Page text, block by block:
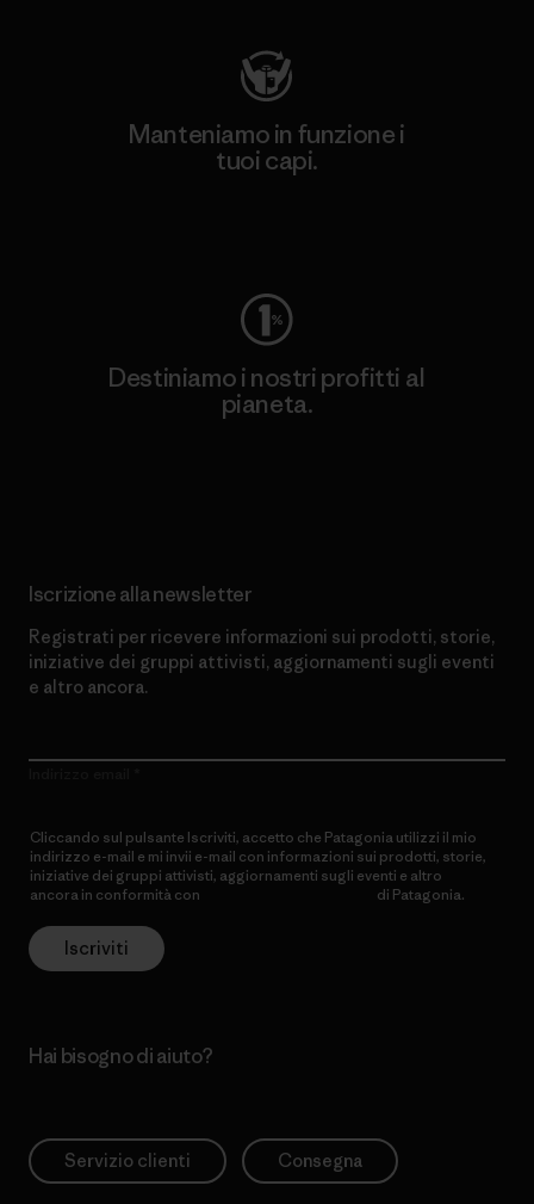
Manteniamo in funzione i
tuoi capi.
Destiniamo i nostri profitti al
pianeta.
Iscrizione alla newsletter
Registrati per ricevere informazioni sui prodotti, storie,
iniziative dei gruppi attivisti, aggiornamenti sugli eventi
e altro ancora.
Cliccando sul pulsante Iscriviti, accetto che Patagonia utilizzi il mio
indirizzo e-mail e mi invii e-mail con informazioni sui prodotti, storie,
iniziative dei gruppi attivisti, aggiornamenti sugli eventi e altro
ancora in conformità con
di Patagonia.
Iscriviti
Hai bisogno di aiuto?
Servizio clienti Consegna